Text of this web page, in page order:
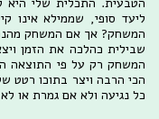
ליעד סופי, שממילא אינו
המשחק? אך אם המשחק
שבילית כהלכה את הזמן
המשחק רק על פי התוצאה
הכי הרבה ויצר בתוכו רטט
כל נגיעה ולא אם גמרת או